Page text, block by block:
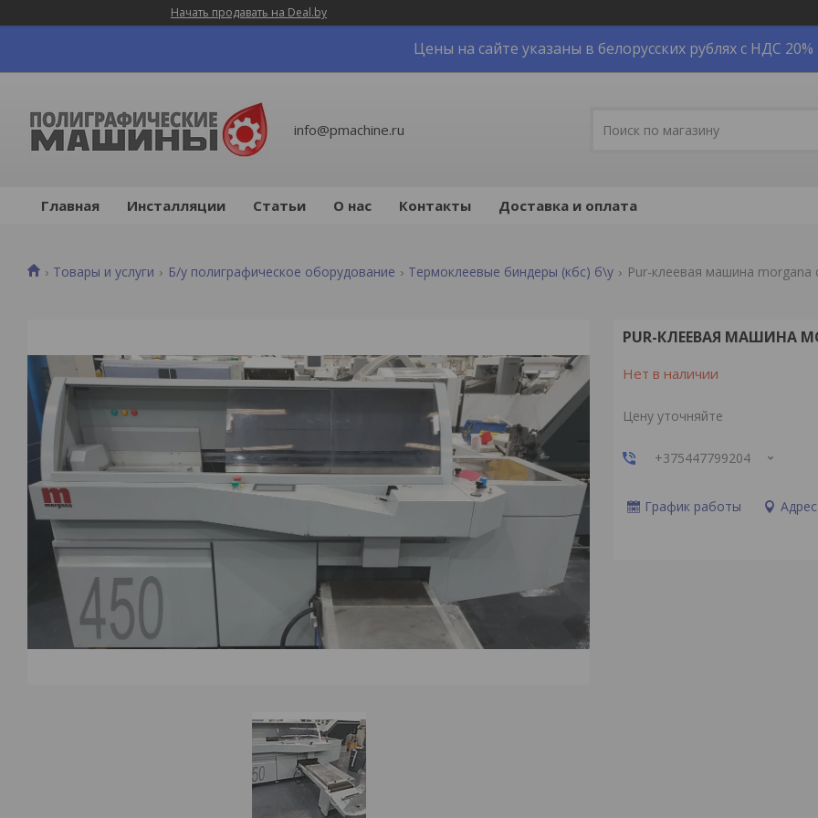
Начать продавать на Deal.by
Цены на сайте указаны в белорусских рублях с НДС 20%
info@pmachine.ru
Главная Инсталляции Статьи О нас Контакты Доставка и оплата
Товары и услуги Б/у полиграфическое оборудование Термоклеевые биндеры (кбс) б\у Pur-клеевая машина morgana
PUR-КЛЕЕВАЯ МАШИНА
Нет в наличии
Цену уточняйте
+375447799204
График работы